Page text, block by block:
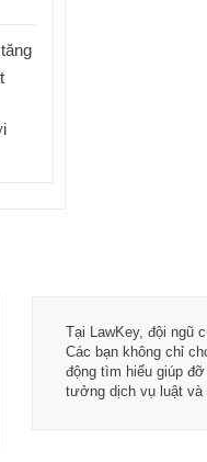
Tại LawKey, đội ngũ
Các bạn không chỉ
động tìm hiểu giúp
tưởng dịch vụ luật và